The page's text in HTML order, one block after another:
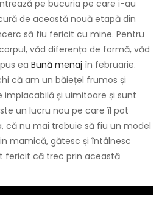
pe bucuria pe care i-au
de această nouă etapă din
să fiu fericit cu mine. Pentru
văd diferența de formă, văd
ea Bună menaj în februarie.
că am un băiețel frumos și
și uimitoare și sunt
un lucru nou pe care îl pot
că nu mai trebuie să fiu un model
mamică, gătesc și întâlnesc
fericit că trec prin această